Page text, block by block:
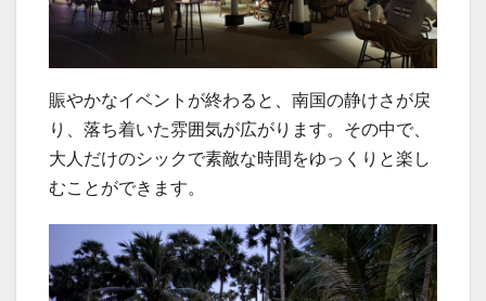
賑やかなイベントが終わると、南国の静けさが戻
り、落ち着いた雰囲気が広がります。その中で、
大人だけのシックで素敵な時間をゆっくりと楽し
むことができます。